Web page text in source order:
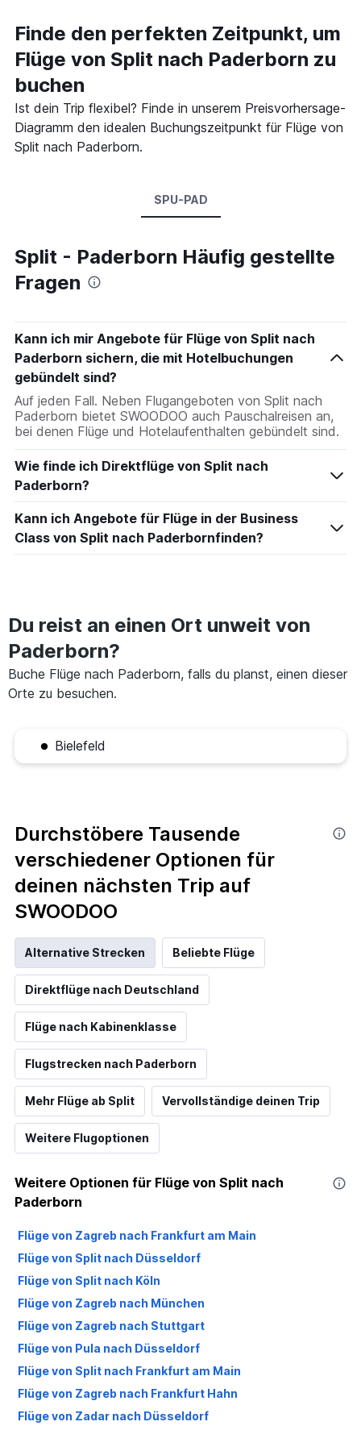
Finde den perfekten Zeitpunkt, um
Flüge von Split nach Paderborn zu
buchen
Ist dein Trip flexibel? Finde in unserem Preisvorhersage-
Diagramm den idealen Buchungszeitpunkt für Flüge von
Split nach Paderborn.
SPU-PAD
Split - Paderborn Häufig gestellte
Fragen
Kann ich mir Angebote für Flüge von Split nach
Paderborn sichern, die mit Hotelbuchungen
gebündelt sind?
Auf jeden Fall. Neben Flugangeboten von Split nach
Paderborn bietet SWOODOO auch Pauschalreisen an,
bei denen Flüge und Hotelaufenthalten gebündelt sind.
Wie finde ich Direktflüge von Split nach
Paderborn?
Kann ich Angebote für Flüge in der Business
Class von Split nach Paderbornfinden?
Du reist an einen Ort unweit von
Paderborn?
Buche Flüge nach Paderborn, falls du planst, einen dieser
Orte zu besuchen.
Bielefeld
Durchstöbere Tausende
verschiedener Optionen für
deinen nächsten Trip auf
SWOODOO
Alternative Strecken Beliebte Flüge
Direktflüge nach Deutschland
Flüge nach Kabinenklasse
Flugstrecken nach Paderborn
Mehr Flüge ab Split Vervollständige deinen Trip
Weitere Flugoptionen
Weitere Optionen für Flüge von Split nach
Paderborn
Flüge von Zagreb nach Frankfurt am Main
Flüge von Split nach Düsseldorf
Flüge von Split nach Köln
Flüge von Zagreb nach München
Flüge von Zagreb nach Stuttgart
Flüge von Pula nach Düsseldorf
Flüge von Split nach Frankfurt am Main
Flüge von Zagreb nach Frankfurt Hahn
Flüge von Zadar nach Düsseldorf